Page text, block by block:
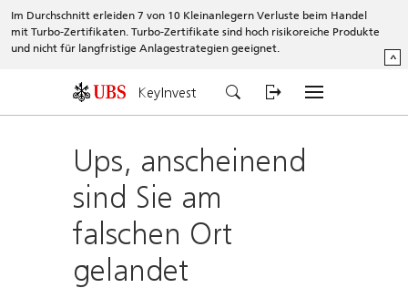
Im Durchschnitt erleiden 7 von 10 Kleinanlegern Verluste beim Handel
mit Turbo-Zertifikaten. Turbo-Zertifikate sind hoch risikoreiche Produkte
und nicht für langfristige Anlagestrategien geeignet.
^
KeyInvest
Ups, anscheinend
sind Sie am
falschen Ort
gelandet